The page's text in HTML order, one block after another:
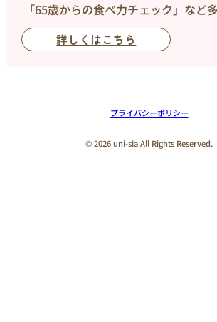
「65歳からの食べ力チェック」など
詳しくはこちら
プライバシーポリシー
© 2026 uni-sia All Rights Reserved.